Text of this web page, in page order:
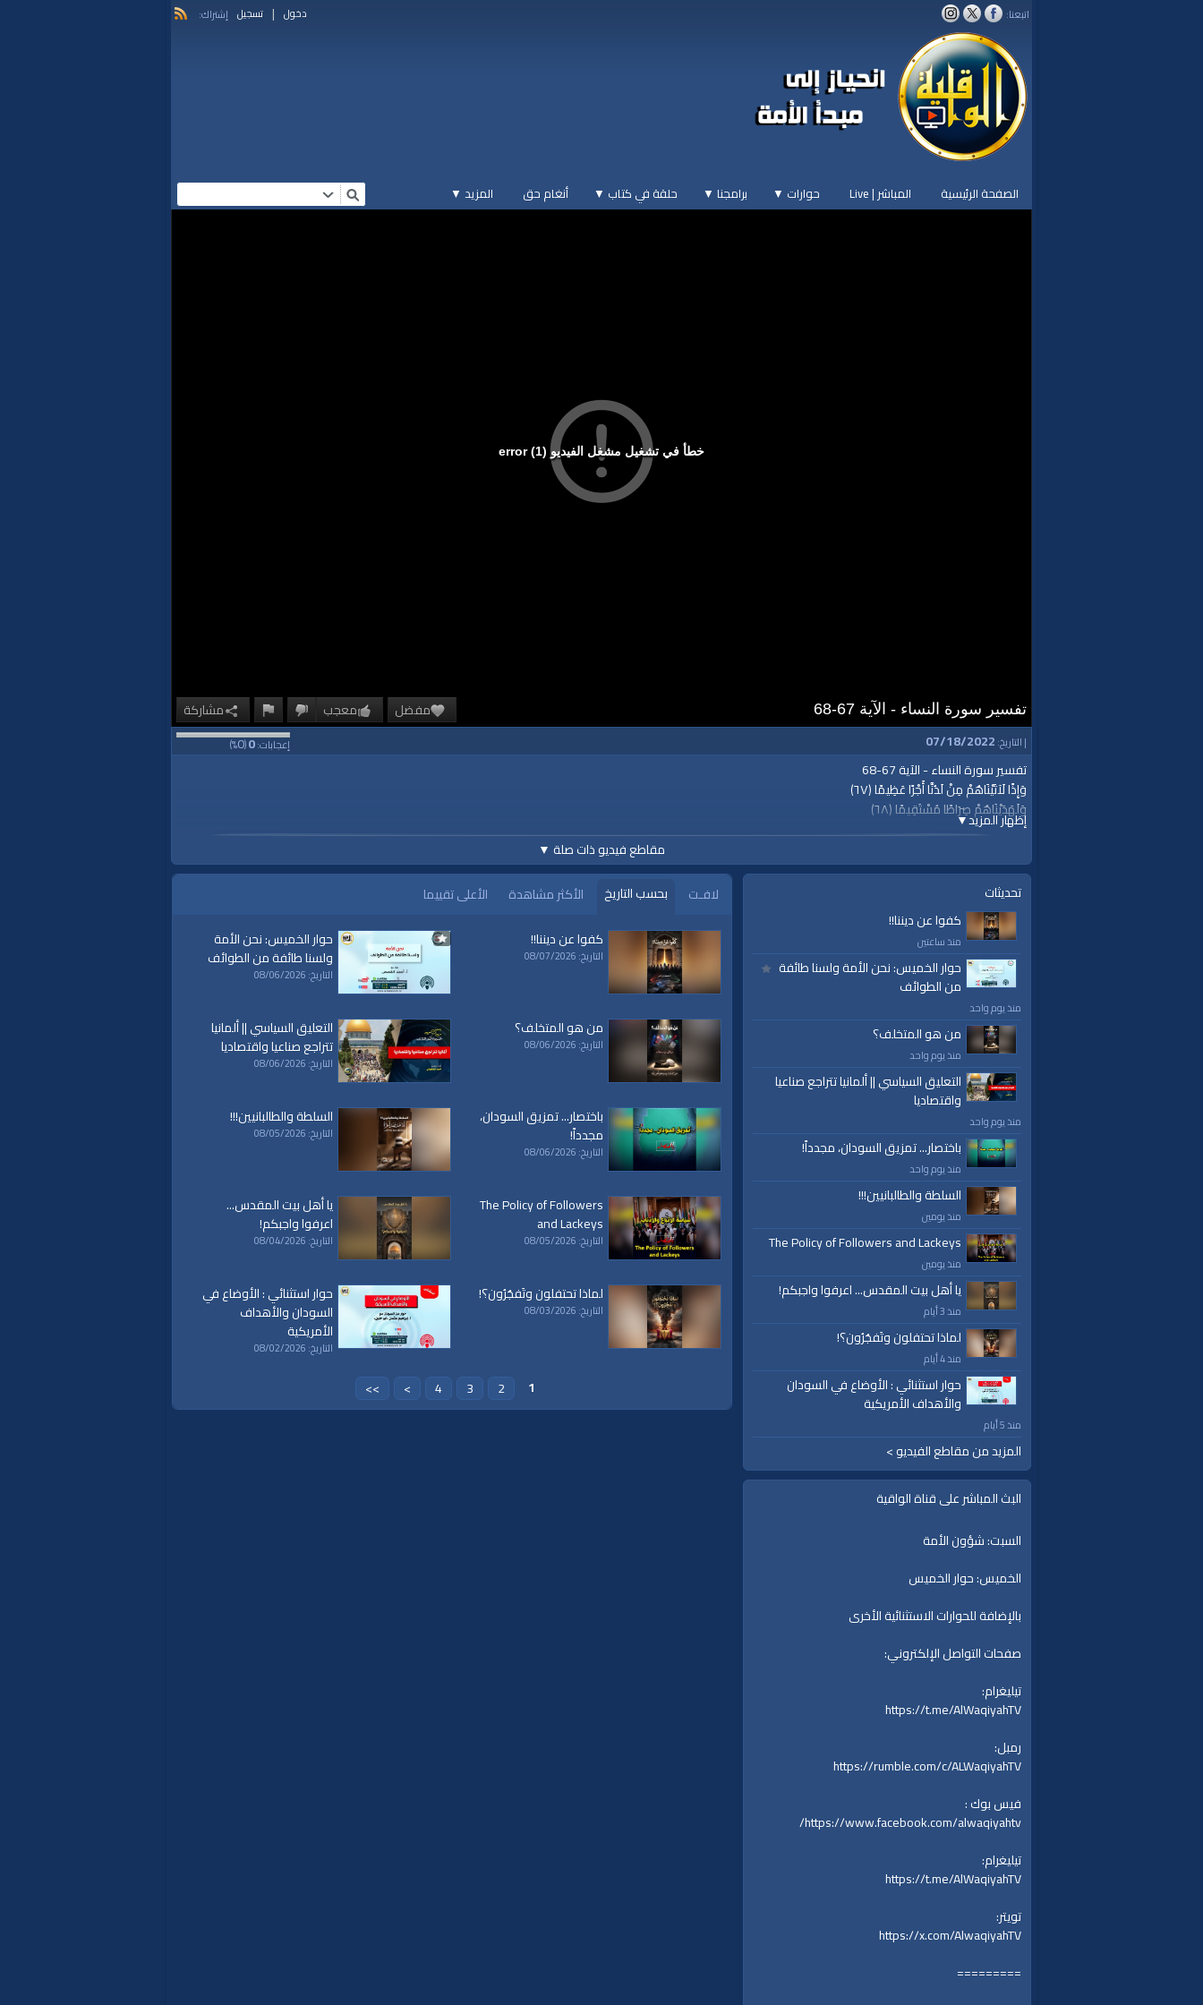
اتبعنا: دخول | تسجيل إشتراك:
الصفحة الرئيسية المباشر | Live حوارات ▼ برامجنا ▼ حلقة في كتاب ▼ أنغام حق المزيد ▼
خطأ في تشغيل مشغل الفيديو (1) error
مفضل معجب مشاركة
تفسير سورة النساء - الآية 67-68
إعجابات:0
(
0
%) | التاريخ: 07/18/2022
إظهار المزيد▼
تفسير سورة النساء - الآية 67-68
وَإِذًا لَآتَيْنَاهُمْ مِنْ لَدُنَّا أَجْرًا عَظِيمًا ﴿٦٧﴾
وَلَهَدَيْنَاهُمْ صِرَاطًا مُسْتَقِيمًا ﴿٦٨﴾
الجمعة 16 ذو الحجة 1443 هـ الموافق 15 تموز 2022م
https://youtu.be/zu-1nlDGFQk
#قناة_الواقية
www.alwaqiyah.tv
لمتابعة المزيد من إنتاجات قناة الواقية
https://www.youtube.com/user/AlwaqiyahTV?sub_confirmation=1
اشترك في القناة الرسمية على تليجرام:
https://t.me/AlWaqiyahTV
الصفحة الرسمية لقناة الواقية على الفيسبوك
https://www.facebook.com/alwaqiyahtube
الصفحة الرسمية على تويتر
https://twitter.com/AlwaqiyahTV
قناة الواقية: انحياز إلى مبدأ الأمة
الفئات:
خطب ودروس
خطب ودروس»خطب جمعة
قنوات:
برامج الواقية
العلامات:قناة|الواقية،|انحياز|إلى|مبدأ|الأمة،|المسجد
إسلام|أناشيد|دروس|خطب قوية
مقاطع فيديو ذات صلة ▼
تحديثات
كفوا عن ديننا!!
منذ ساعتين
حوار الخميس: نحن الأمة ولسنا طائفة
من الطوائف
منذ يوم واحد
من هو المتخلف؟
منذ يوم واحد
التعليق السياسي || ألمانيا تتراجع صناعيا
واقتصاديا
منذ يوم واحد
باختصار... تمزيق السودان، مجدداً!
منذ يوم واحد
السلطة والطالبانيين!!!
منذ يومين
The Policy of Followers and Lackeys
منذ يومين
يا أهل بيت المقدس... اعرفوا واجبكم!
منذ 3 أيام
لماذا تحتفلون وتَفجُرُون؟!
منذ 4 أيام
حوار استثنائي : الأوضاع في السودان
والأهداف الأمريكية
منذ 5 أيام
المزيد من مقاطع الفيديو >
البث المباشر على قناة الواقية
السبت: شؤون الأمة
الخميس: حوار الخميس
بالإضافة للحوارات الاستثنائية الأخرى
صفحات التواصل الإلكتروني:
تيليغرام:
https://t.me/AlWaqiyahTV
رمبل:
https://rumble.com/c/ALWaqiyahTV
فيس بوك :
https://www.facebook.com/alwaqiyahtv/
تيليغرام:
https://t.me/AlWaqiyahTV
تويتر:
https://x.com/AlwaqiyahTV
=========
لافـت بحسب التاريخ الأكثر مشاهدة
الأعلى تقييما
كفوا عن ديننا!!
التاريخ: 08/07/2026
حوار الخميس: نحن الأمة
ولسنا طائفة من الطوائف
التاريخ: 08/06/2026
من هو المتخلف؟
التاريخ: 08/06/2026
التعليق السياسي || ألمانيا
تتراجع صناعيا واقتصاديا
التاريخ: 08/06/2026
باختصار... تمزيق السودان،
مجدداً!
التاريخ: 08/06/2026
السلطة والطالبانيين!!!
التاريخ: 08/05/2026
The Policy of Followers
and Lackeys
التاريخ: 08/05/2026
يا أهل بيت المقدس...
اعرفوا واجبكم!
التاريخ: 08/04/2026
لماذا تحتفلون وتَفجُرُون؟!
التاريخ: 08/03/2026
حوار استثنائي : الأوضاع في
السودان والأهداف
الأمريكية
التاريخ: 08/02/2026
1
2
3
4
>
>>